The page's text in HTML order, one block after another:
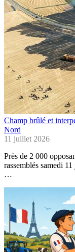
Champ brûlé et
Nord
11 juillet 2026
Près de 2 000
rassemblés samedi
…